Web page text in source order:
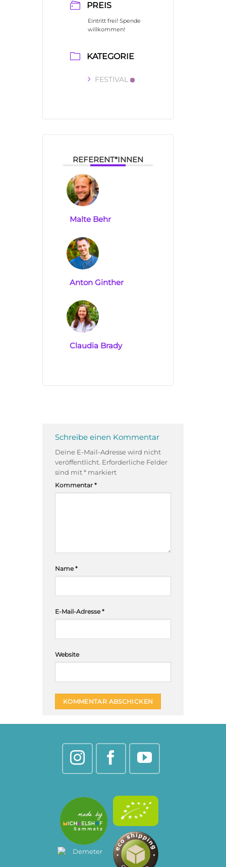
PREIS
Eintritt frei! Spende
willkommen!
KATEGORIE
FESTIVAL
REFERENT*INNEN
Malte Behr
Anton Ginther
Claudia Brady
Schreibe einen Kommentar
Deine E-Mail-Adresse wird nicht
veröffentlicht. Erforderliche Felder
sind mit * markiert
Kommentar *
Name*
E-Mail-Adresse*
Website